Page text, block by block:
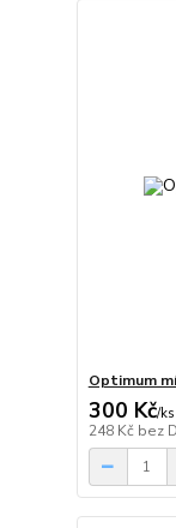
Optimum
300 Kč/ks
248 Kč bez